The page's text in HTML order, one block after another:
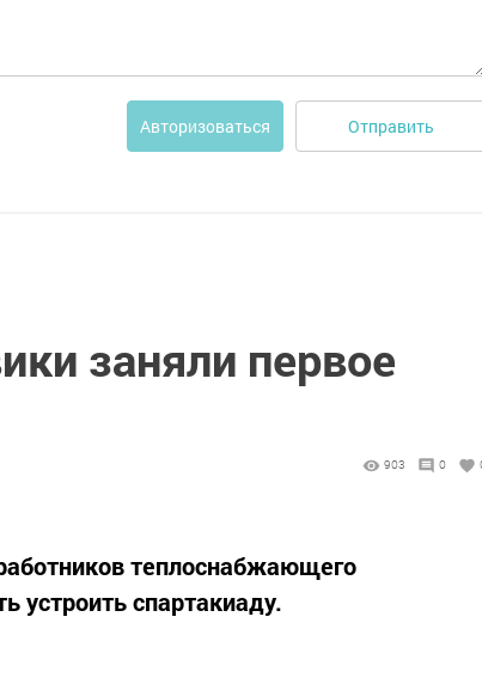
Авторизоваться Отправить
заняли первое
903 0
теплоснабжающего
устроить спартакиаду.